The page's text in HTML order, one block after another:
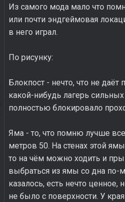
Из самого мода мало что
или почти эндгеймовая
в него играл.
По рисунку:
Блокпост - нечто, что не
какой-нибудь лагерь
полностью блокировало
Яма - то, что помню лучше
метров 50. На стенах этой
то на чём можно ходить и
выбраться из ямы со дна по-
казалось, есть нечто
не было с поверхности. У